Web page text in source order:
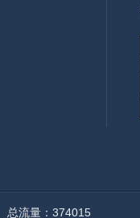
总流量：374015